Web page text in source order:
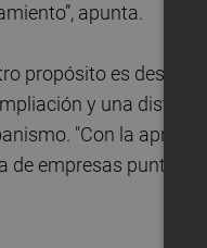
apunta.
propósito es
y una
"Con la
de empresas